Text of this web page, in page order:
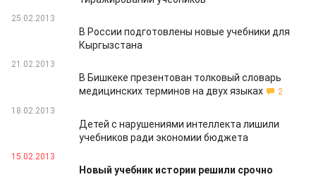
25.02.2013
В России подготовлены новые учебники для
Кыргызстана
21.02.2013
В Бишкеке презентован толковый словарь
медицинских терминов на двух языках
2
18.02.2013
Детей с нарушениями интеллекта лишили
учебников ради экономии бюджета
15.02.2013
Новый учебник истории решили срочно